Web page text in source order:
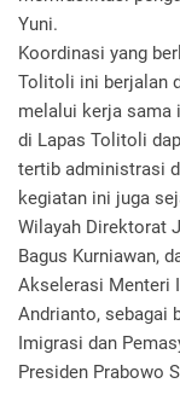
Yuni.
Koordinasi yang
Tolitoli ini berjalan
melalui kerja sama
di Lapas Tolitoli
tertib administrasi
kegiatan ini juga
Wilayah Direktorat
Bagus Kurniawan,
Akselerasi Menteri
Andrianto, sebagai
Imigrasi dan
Presiden Prabowo